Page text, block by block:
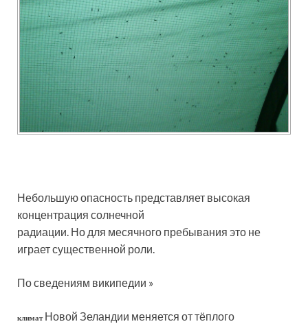
Небольшую опасность представляет высокая
концентрация солнечной
радиации. Но для месячного пребывания это не
играет существенной роли.
По сведениям википедии »
климат Новой Зеландии меняется от тёплого